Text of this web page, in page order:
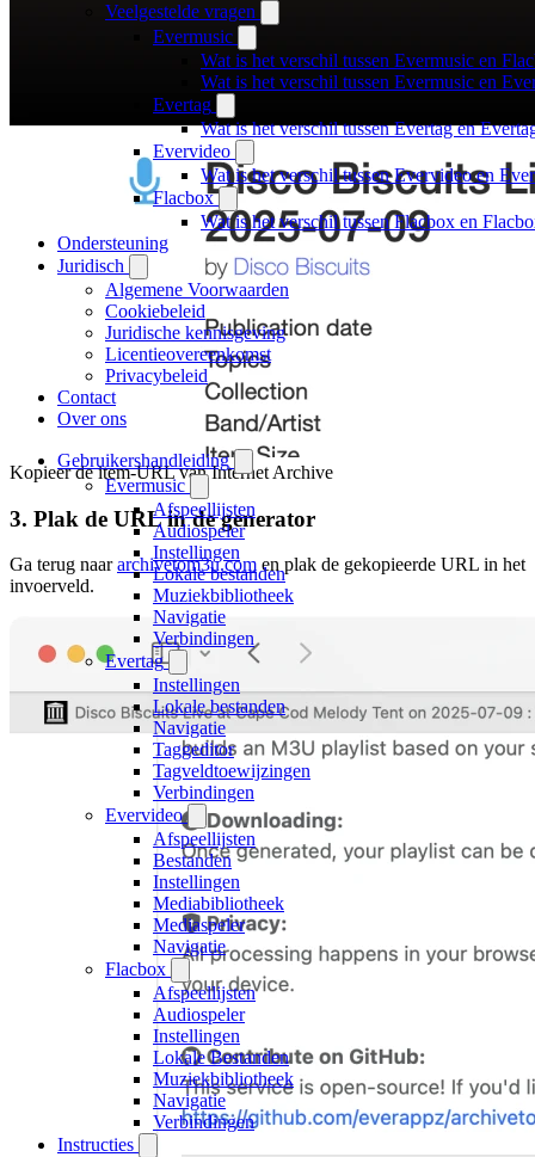
Veelgestelde vragen
Evermusic
Wat is het verschil tussen Evermusic en
Wat is het verschil tussen Evermusic en
Evertag
Wat is het verschil tussen Evertag en
Evervideo
Wat is het verschil tussen Evervideo en
Flacbox
Wat is het verschil tussen Flacbox en
Ondersteuning
Juridisch
Algemene Voorwaarden
Cookiebeleid
Juridische kennisgeving
Licentieovereenkomst
Privacybeleid
Contact
Over ons
Gebruikershandleiding
Evermusic
Afspeellijsten
Audiospeler
Instellingen
Lokale bestanden
Muziekbibliotheek
Navigatie
Verbindingen
Evertag
Instellingen
Lokale bestanden
Navigatie
Taggeditor
Tagveldtoewijzingen
Verbindingen
Evervideo
Afspeellijsten
Bestanden
Instellingen
Mediabibliotheek
Mediaspeler
Navigatie
Flacbox
Afspeellijsten
Audiospeler
Instellingen
Lokale Bestanden
Muziekbibliotheek
Navigatie
Verbindingen
Instructies
Kopieer de item-URL van Internet Archive
3. Plak de URL in de generator
Ga terug naararchivetom3u.com en plak de gekopieerde URL in het
invoerveld.